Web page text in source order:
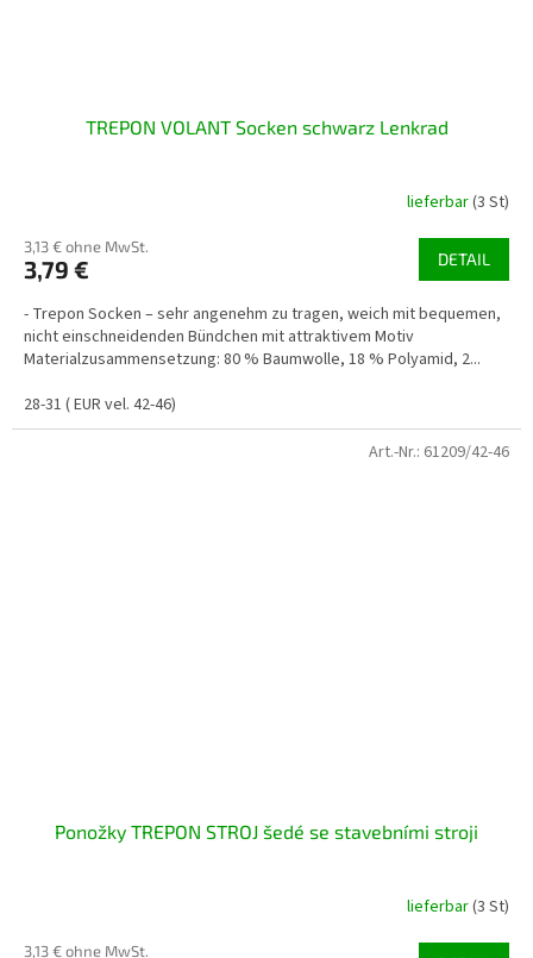
TREPON VOLANT Socken schwarz Lenkrad
lieferbar(3 St)
3,13 € ohne MwSt.
3,79 € DETAIL
- Trepon Socken – sehr angenehm zu tragen, weich mit bequemen,
nicht einschneidenden Bündchen mit attraktivem Motiv
Materialzusammensetzung: 80 % Baumwolle, 18 % Polyamid, 2...
28-31 ( EUR vel. 42-46)
Ponožky TREPON STROJ šedé se stavebními stroji
lieferbar(3 St)
3,13 € ohne MwSt.
Art.-Nr.: 61209/42-46